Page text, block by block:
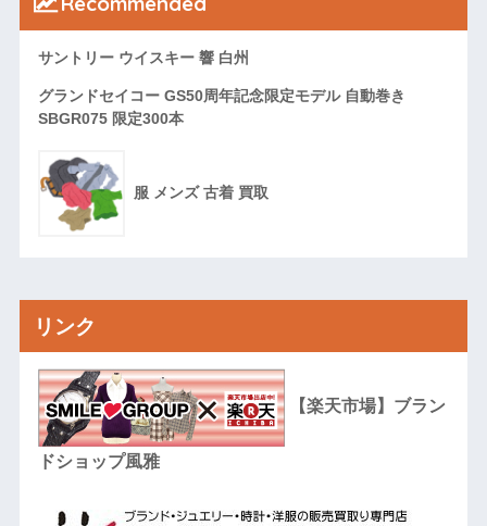
サントリー ウイスキー 響 白州
グランドセイコー GS50周年記念限定モデル 自動巻き
SBGR075 限定300本
服 メンズ 古着 買取
リンク
【楽天市場】ブラン
ドショップ風雅